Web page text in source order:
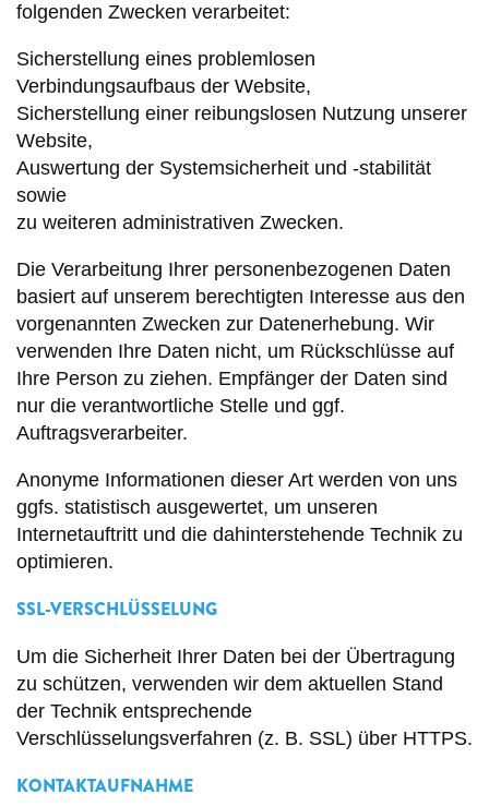
folgenden Zwecken verarbeitet:
Sicherstellung eines problemlosen
Verbindungsaufbaus der Website,
Sicherstellung einer reibungslosen Nutzung unserer
Website,
Auswertung der Systemsicherheit und -stabilität
sowie
zu weiteren administrativen Zwecken.
Die Verarbeitung Ihrer personenbezogenen Daten
basiert auf unserem berechtigten Interesse aus den
vorgenannten Zwecken zur Datenerhebung. Wir
verwenden Ihre Daten nicht, um Rückschlüsse auf
Ihre Person zu ziehen. Empfänger der Daten sind
nur die verantwortliche Stelle und ggf.
Auftragsverarbeiter.
Anonyme Informationen dieser Art werden von uns
ggfs. statistisch ausgewertet, um unseren
Internetauftritt und die dahinterstehende Technik zu
optimieren.
SSL-VERSCHLÜSSELUNG
Um die Sicherheit Ihrer Daten bei der Übertragung
zu schützen, verwenden wir dem aktuellen Stand
der Technik entsprechende
Verschlüsselungsverfahren (z. B. SSL) über HTTPS.
KONTAKTAUFNAHME